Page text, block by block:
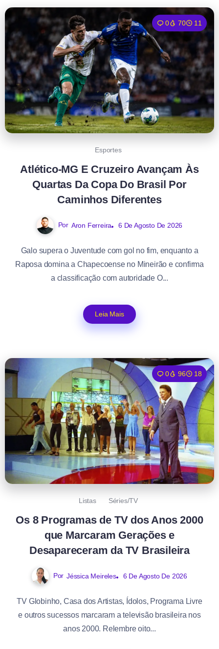
0 70 11
Esportes
Atlético-MG E Cruzeiro Avançam Às
Quartas Da Copa Do Brasil Por
Caminhos Diferentes
Por Aron Ferreira 6 De Agosto De 2026
Galo supera o Juventude com gol no fim, enquanto a
Raposa domina a Chapecoense no Mineirão e confirma
a classificação com autoridade O...
Leia Mais
0 96 18
Listas Séries/TV
Os 8 Programas de TV dos Anos 2000
que Marcaram Gerações e
Desapareceram da TV Brasileira
Por Jéssica Meireles 6 De Agosto De 2026
TV Globinho, Casa dos Artistas, Ídolos, Programa Livre
e outros sucessos marcaram a televisão brasileira nos
anos 2000. Relembre oito...